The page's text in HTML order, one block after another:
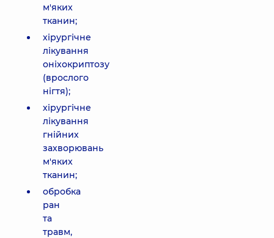
м'яких
тканин;
хірургічне
лікування
оніхокриптозу
(врослого
нігтя);
хірургічне
лікування
гнійних
захворювань
м'яких
тканин;
обробка
ран
та
травм,